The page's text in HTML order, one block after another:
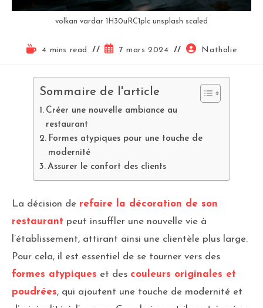
volkan vardar 1H30uRC1plc unsplash scaled
4 mins read 7 mars 2024 Nathalie
Sommaire de l'article
Créer une nouvelle ambiance au
restaurant
Formes atypiques pour une touche de
modernité
Assurer le confort des clients
La décision de refaire la décoration de son
restaurant peut insuffler une nouvelle vie à
l’établissement, attirant ainsi une clientèle plus large.
Pour cela, il est essentiel de se tourner vers des
formes atypiques et des couleurs originales et
poudrées, qui ajoutent une touche de modernité et